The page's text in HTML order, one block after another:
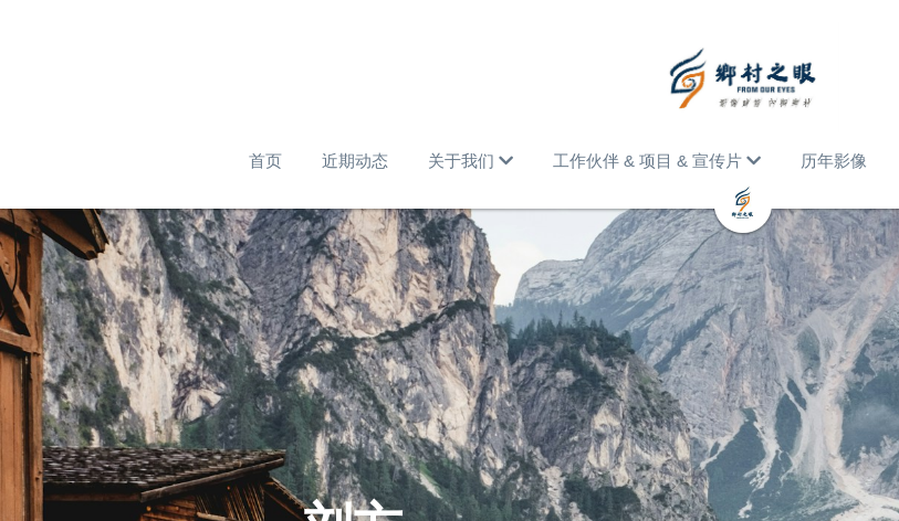
首页 近期动态 关于我们 工作伙伴 & 项目 & 宣传片 历年影像